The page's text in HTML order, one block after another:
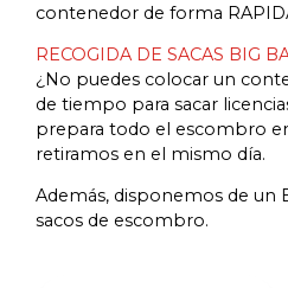
contenedor de forma
RECOGIDA DE SACAS BIG
¿No puedes colocar un
de tiempo para sacar
prepara todo el escombro
retiramos en el mismo día.
Además, disponemos de un
sacos de escombro.